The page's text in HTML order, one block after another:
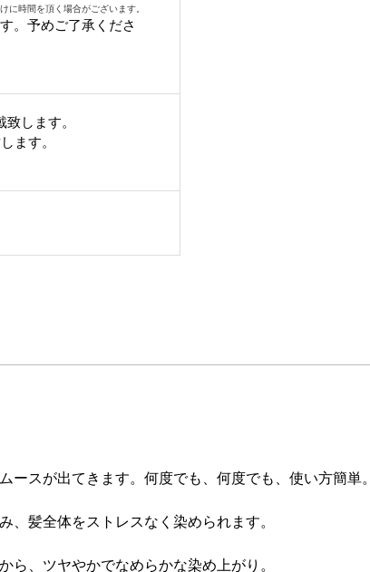
に時間を頂く場合がございます。
。予めご了承くださ
致します。
ます。
スが出てきます。何度でも、何度でも、使い方簡単。
、髪全体をストレスなく染められます。
ら、ツヤやかでなめらかな染め上がり。